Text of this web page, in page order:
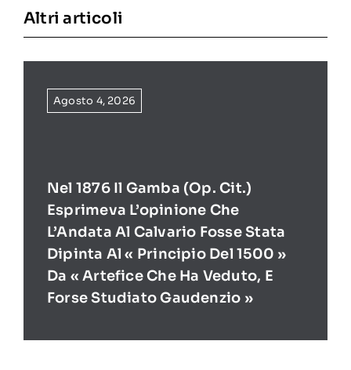
Altri articoli
Agosto 4, 2026
Nel 1876 Il Gamba (op. Cit.)
Esprimeva L’opinione Che
L’Andata Al Calvario Fosse Stata
Dipinta Al « Principio Del 1500 »
Da « Artefice Che Ha Veduto, E
Forse Studiato Gaudenzio »